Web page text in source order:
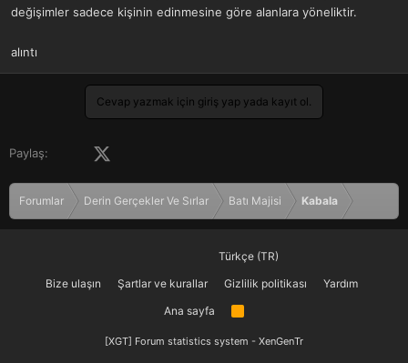
değişimler sadece kişinin edinmesine göre alanlara yöneliktir.
alıntı
Cevap yazmak için giriş yap yada kayıt ol.
Paylaş: Facebook
Forumlar Derin Gerçekler Ve Sırlar Batı Majisi Kabala
Türkçe (TR)
Bize ulaşın
Şartlar ve kurallar Gizlilik politikası
Yardım
Ana sayfa
R
[XGT] Forum statistics system - XenGenTr